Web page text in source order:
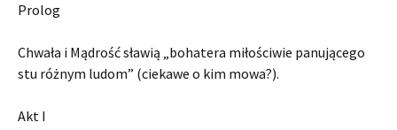
Prolog
Chwała i Mądrość sławią „bohatera miłościwie panującego
stu różnym ludom” (ciekawe o kim mowa?).
Akt I